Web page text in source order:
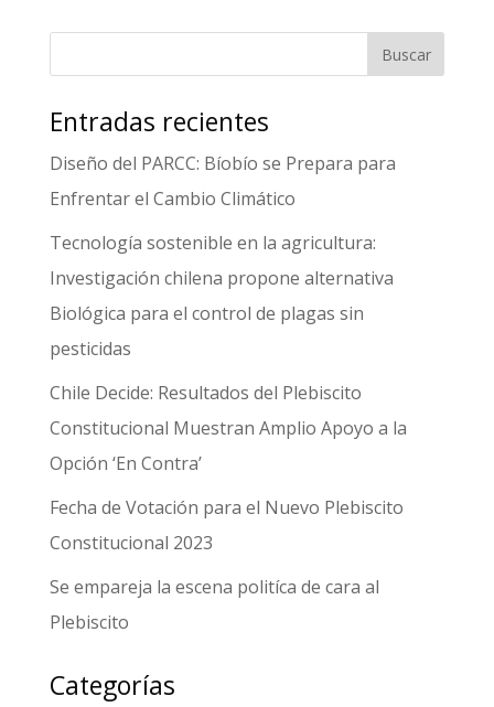
Entradas recientes
Diseño del PARCC: Bíobío se Prepara para
Enfrentar el Cambio Climático
Tecnología sostenible en la agricultura:
Investigación chilena propone alternativa
Biológica para el control de plagas sin
pesticidas
Chile Decide: Resultados del Plebiscito
Constitucional Muestran Amplio Apoyo a la
Opción ‘En Contra’
Fecha de Votación para el Nuevo Plebiscito
Constitucional 2023
Se empareja la escena politíca de cara al
Plebiscito
Categorías